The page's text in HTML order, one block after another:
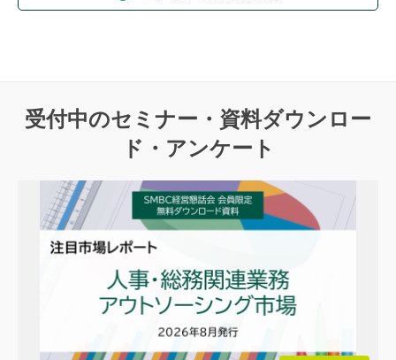
受付中のセミナー・資料ダウンロー
ド・アンケート